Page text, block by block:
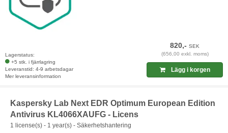
Lagerstatus:
+5 stk. i fjärrlagring
Leveranstid: 4-9 arbetsdagar
Mer leveransinformation
820,-SEK
(656,00 exkl. moms)
Lägg i korgen
Kaspersky Lab Next EDR Optimum European Edition
Antivirus KL4066XAUFG - Licens
1 license(s) - 1 year(s) - Säkerhetshantering